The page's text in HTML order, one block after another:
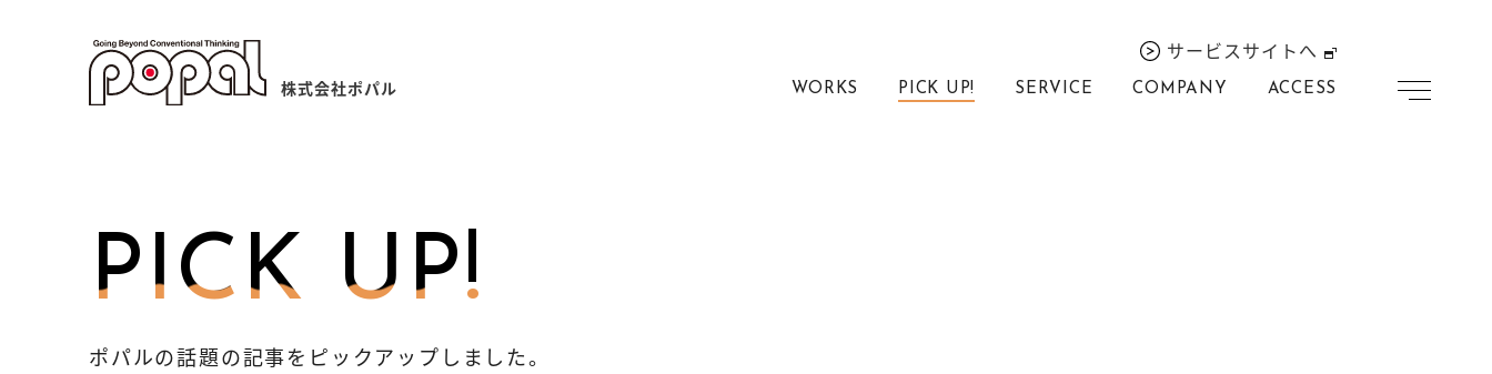
株式会社ポパル
サービスサイトへ
WORKS PICK UP! SERVICE COMPANY ACCESS
PICK UP!
ポパルの話題の記事をピックアップしました。